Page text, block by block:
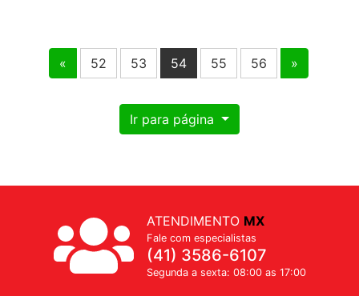
Ir para página
« 52 53 54 55 56 »
ATENDIMENTO MX
Fale com especialistas
(41) 3586-6107
Segunda a sexta: 08:00 as 17:00